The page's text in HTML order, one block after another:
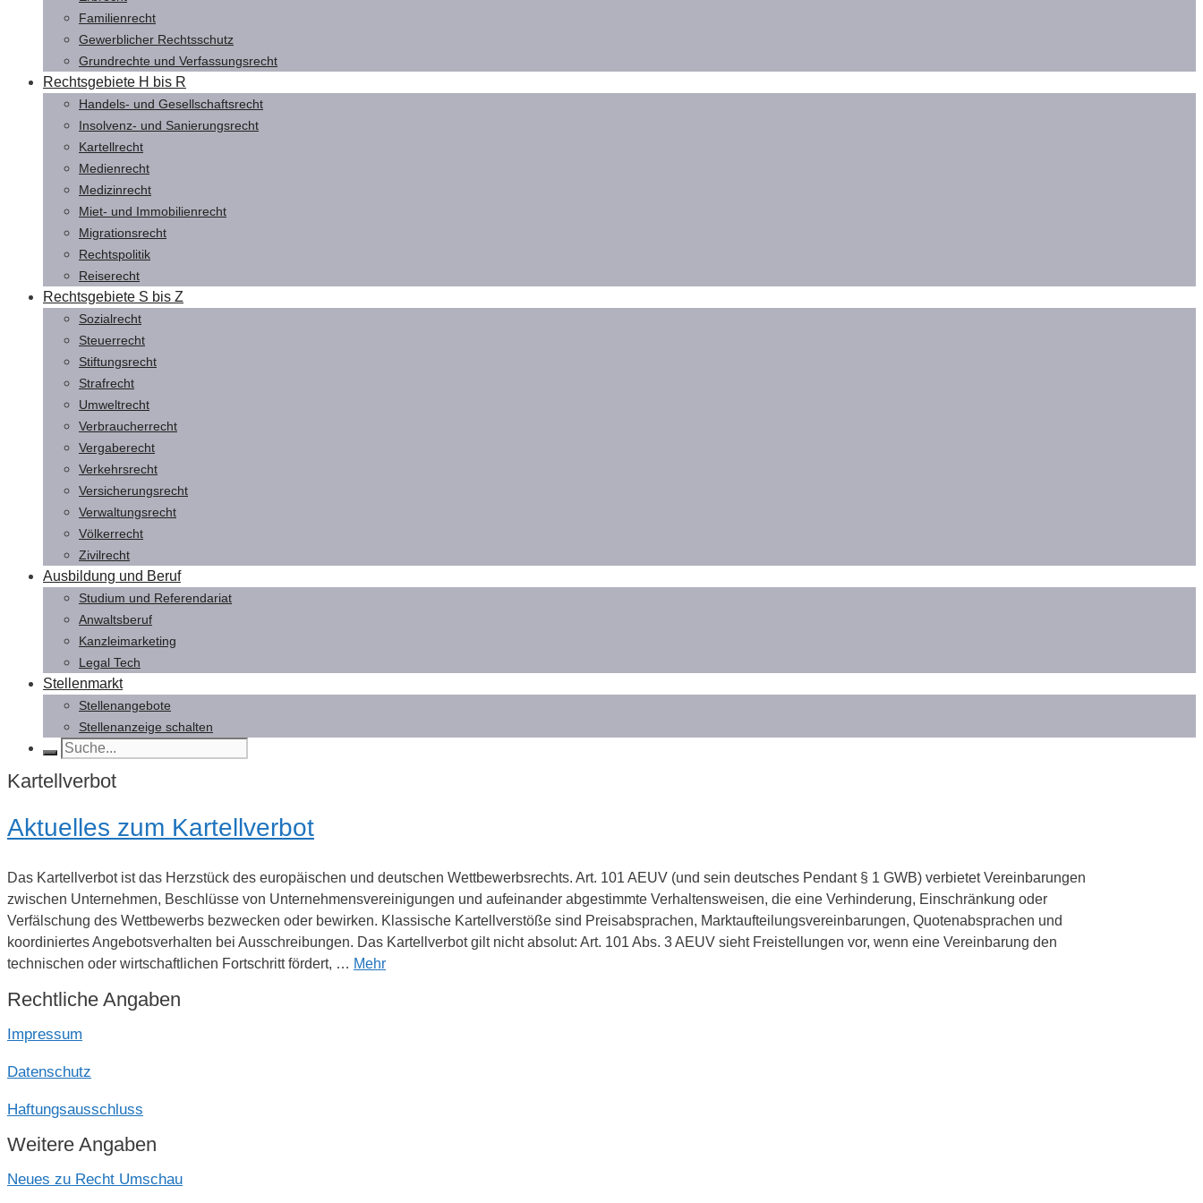
Familienrecht
Gewerblicher Rechtsschutz
Grundrechte und Verfassungsrecht
Rechtsgebiete H bis R
Handels- und Gesellschaftsrecht
Insolvenz- und Sanierungsrecht
Kartellrecht
Medienrecht
Medizinrecht
Miet- und Immobilienrecht
Migrationsrecht
Rechtspolitik
Reiserecht
Rechtsgebiete S bis Z
Sozialrecht
Steuerrecht
Stiftungsrecht
Strafrecht
Umweltrecht
Verbraucherrecht
Vergaberecht
Verkehrsrecht
Versicherungsrecht
Verwaltungsrecht
Völkerrecht
Zivilrecht
Ausbildung und Beruf
Studium und Referendariat
Anwaltsberuf
Kanzleimarketing
Legal Tech
Stellenmarkt
Stellenangebote
Stellenanzeige schalten
Kartellverbot
Aktuelles zum Kartellverbot
Das Kartellverbot ist das Herzstück des europäischen und deutschen Wettbewerbsrechts. Art. 101 AEUV (und sein deutsches Pendant § 1 GWB) verbietet Vereinbarungen
zwischen Unternehmen, Beschlüsse von Unternehmensvereinigungen und aufeinander abgestimmte Verhaltensweisen, die eine Verhinderung, Einschränkung oder
Verfälschung des Wettbewerbs bezwecken oder bewirken. Klassische Kartellverstöße sind Preisabsprachen, Marktaufteilungsvereinbarungen, Quotenabsprachen und
koordiniertes Angebotsverhalten bei Ausschreibungen. Das Kartellverbot gilt nicht absolut: Art. 101 Abs. 3 AEUV sieht Freistellungen vor, wenn eine Vereinbarung den
technischen oder wirtschaftlichen Fortschritt fördert, … Mehr
Rechtliche Angaben
Impressum
Datenschutz
Haftungsausschluss
Weitere Angaben
Neues zu Recht Umschau